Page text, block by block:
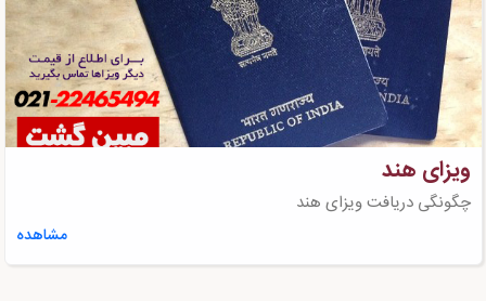
ویزای هند
چگونگی دریافت ویزای هند
مشاهده